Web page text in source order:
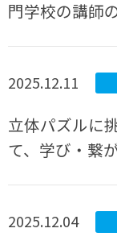
門学校の講師
2025.12.11
立体パズルに
て、学び・繋
2025.12.04